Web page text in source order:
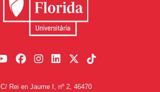
C/ Rei en Jaume I, nº 2, 46470